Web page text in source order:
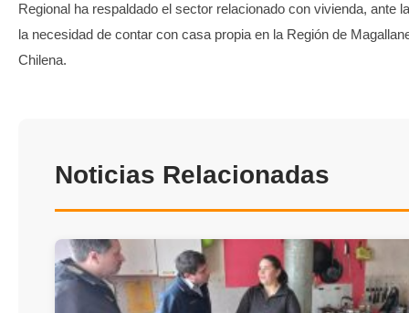
Regional ha respaldado el sector relacionado con vivienda, ante
la necesidad de contar con casa propia en la Región de
Chilena.
Noticias Relacionadas